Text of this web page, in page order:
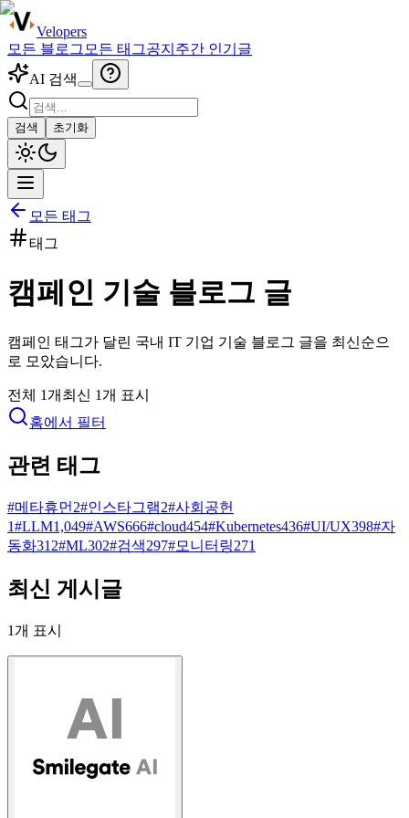
Velopers
모든 블로그 모든 태그공지 주간 인기글
AI 검색
검색 초기화
모든 태그
태그
캠페인 기술 블로그 글
캠페인 태그가 달린 국내 IT 기업 기술 블로그 글을 최신순으
로 모았습니다.
전체 1개 최신 1개 표시
홈에서 필터
관련 태그
#메타휴먼 2#인스타그램2#사회공헌
1#LLM1,049#AWS666#cloud454#Kubernetes436#UI/UX398#자
동화312#ML302#검색297#모니터링271
최신 게시글
1개 표시